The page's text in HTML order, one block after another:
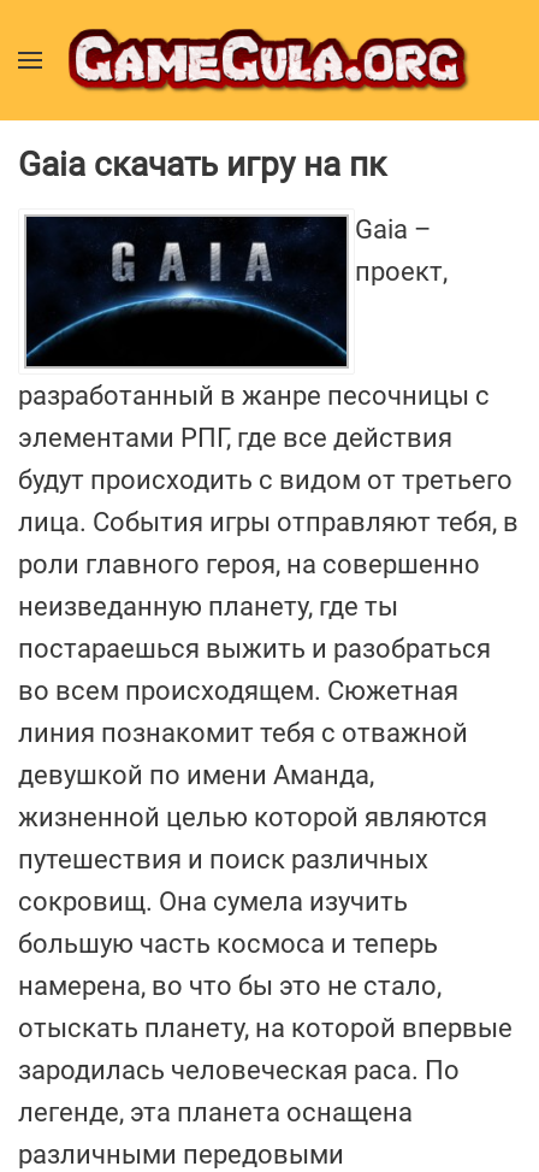
Gaia скачать игру на пк
Gaia –
проект,
разработанный в жанре песочницы с
элементами РПГ, где все действия
будут происходить с видом от третьего
лица. События игры отправляют тебя, в
роли главного героя, на совершенно
неизведанную планету, где ты
постараешься выжить и разобраться
во всем происходящем. Сюжетная
линия познакомит тебя с отважной
девушкой по имени Аманда,
жизненной целью которой являются
путешествия и поиск различных
сокровищ. Она сумела изучить
большую часть космоса и теперь
намерена, во что бы это не стало,
отыскать планету, на которой впервые
зародилась человеческая раса. По
легенде, эта планета оснащена
различными передовыми